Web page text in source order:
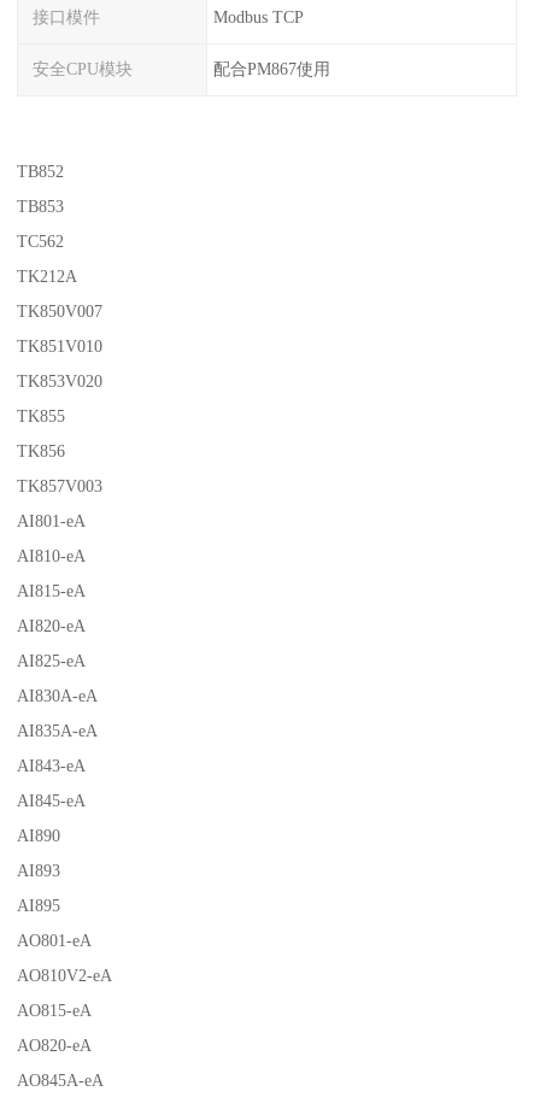
接口模件 Modbus TCP
安全CPU模块 配合PM867使用
TB852
TB853
TC562
TK212A
TK850V007
TK851V010
TK853V020
TK855
TK856
TK857V003
AI801-eA
AI810-eA
AI815-eA
AI820-eA
AI825-eA
AI830A-eA
AI835A-eA
AI843-eA
AI845-eA
AI890
AI893
AI895
AO801-eA
AO810V2-eA
AO815-eA
AO820-eA
AO845A-eA